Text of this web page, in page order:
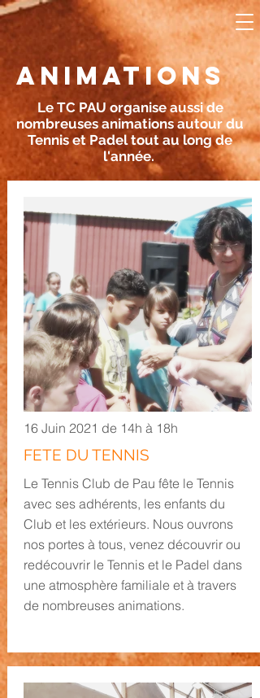
ANIMATIONS
Le TC PAU organise aussi de
nombreuses animations autour du
Tennis et Padel tout au long de
l'année.
16 Juin 2021 de 14h à 18h
FETE DU TENNIS
Le Tennis Club de Pau fête le Tennis
avec ses adhérents, les enfants du
Club et les extérieurs. Nous ouvrons
nos portes à tous, venez découvrir ou
redécouvrir le Tennis et le Padel dans
une atmosphère familiale et à travers
de nombreuses animations.